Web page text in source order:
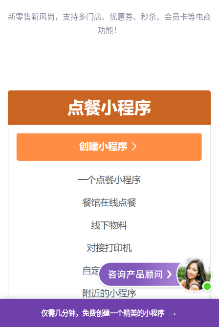
仅需几分钟，免费创建一个精美的小程序→
新零售新风尚，支持多门店、优惠券、秒杀、会员卡等电商
功能！